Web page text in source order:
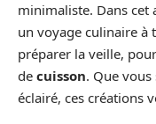
minimaliste. Dans cet
un voyage culinaire à
préparer la veille,
de cuisson. Que
éclairé, ces créations